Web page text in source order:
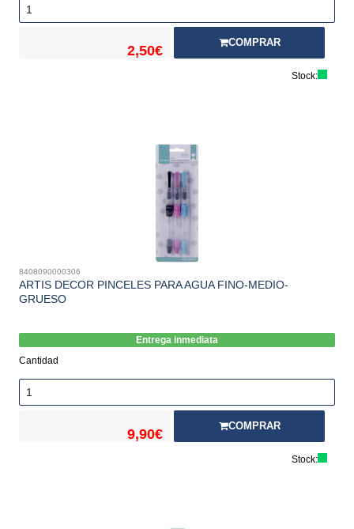
2,50€
COMPRAR
Stock:
8408090000306
ARTIS DECOR PINCELES PARA AGUA FINO-MEDIO-
GRUESO
Entrega inmediata
Cantidad
9,90€
COMPRAR
Stock: